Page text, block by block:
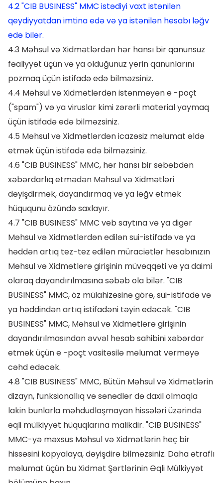
4.2 "CIB BUSINESS" MMC istədiyi vaxt istənilən
qeydiyyatdan imtina edə və ya istənilən hesabı ləğv
edə bilər.
4.3 Məhsul və Xidmətlərdən hər hansı bir qanunsuz
fəaliyyət üçün və ya olduğunuz yerin qanunlarını
pozmaq üçün istifadə edə bilməzsiniz.
4.4 Məhsul və Xidmətlərdən istənməyən e -poçt
("spam") və ya viruslar kimi zərərli material yaymaq
üçün istifadə edə bilməzsiniz.
4.5 Məhsul və Xidmətlərdən icazəsiz məlumat əldə
etmək üçün istifadə edə bilməzsiniz.
4.6 "CIB BUSINESS" MMC, hər hansı bir səbəbdən
xəbərdarlıq etmədən Məhsul və Xidmətləri
dəyişdirmək, dayandırmaq və ya ləğv etmək
hüququnu özündə saxlayır.
4.7 "CIB BUSINESS" MMC veb saytına və ya digər
Məhsul və Xidmətlərdən edilən sui-istifadə və ya
həddən artıq tez-tez edilən müraciətlər hesabınızın
Məhsul və Xidmətlərə girişinin müvəqqəti və ya daimi
olaraq dayandırılmasına səbəb ola bilər. "CIB
BUSINESS" MMC, öz mülahizəsinə görə, sui-istifadə və
ya həddindən artıq istifadəni təyin edəcək. "CIB
BUSINESS" MMC, Məhsul və Xidmətlərə girişinin
dayandırılmasından əvvəl hesab sahibini xəbərdar
etmək üçün e -poçt vasitəsilə məlumat verməyə
cəhd edəcək.
4.8 "CIB BUSINESS" MMC, Bütün Məhsul və Xidmətlərin
dizayn, funksionallıq və sənədlər də daxil olmaqla
lakin bunlarla məhdudlaşmayan hissələri üzərində
əqli mülkiyyət hüquqlarına malikdir. "CIB BUSINESS"
MMC-yə məxsus Məhsul və Xidmətlərin heç bir
hissəsini kopyalaya, dəyişdirə bilməzsiniz. Daha ətraflı
məlumat üçün bu Xidmət Şərtlərinin Əqli Mülkiyyət